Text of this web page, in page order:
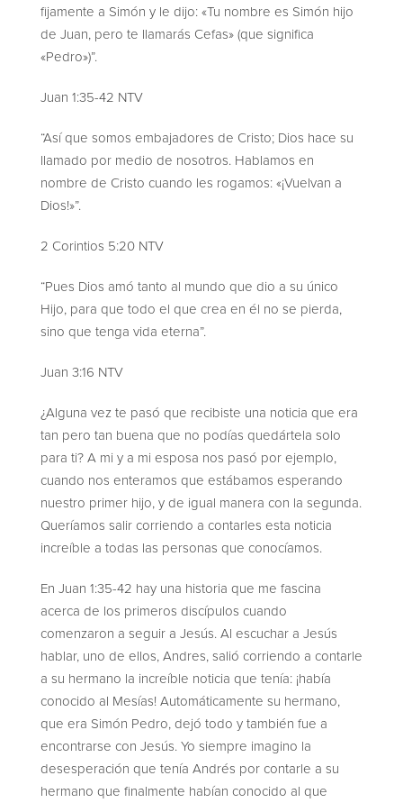
fijamente a Simón y le dijo: «Tu nombre es Simón hijo
de Juan, pero te llamarás Cefas» (que significa
«Pedro»)”.
Juan 1:35-42 NTV
“Así que somos embajadores de Cristo; Dios hace su
llamado por medio de nosotros. Hablamos en
nombre de Cristo cuando les rogamos: «¡Vuelvan a
Dios!»”.
2 Corintios 5:20 NTV
“Pues Dios amó tanto al mundo que dio a su único
Hijo, para que todo el que crea en él no se pierda,
sino que tenga vida eterna”.
Juan 3:16 NTV
¿Alguna vez te pasó que recibiste una noticia que era
tan pero tan buena que no podías quedártela solo
para ti? A mi y a mi esposa nos pasó por ejemplo,
cuando nos enteramos que estábamos esperando
nuestro primer hijo, y de igual manera con la segunda.
Queríamos salir corriendo a contarles esta noticia
increíble a todas las personas que conocíamos.
En Juan 1:35-42 hay una historia que me fascina
acerca de los primeros discípulos cuando
comenzaron a seguir a Jesús. Al escuchar a Jesús
hablar, uno de ellos, Andres, salió corriendo a contarle
a su hermano la increíble noticia que tenía: ¡había
conocido al Mesías! Automáticamente su hermano,
que era Simón Pedro, dejó todo y también fue a
encontrarse con Jesús. Yo siempre imagino la
desesperación que tenía Andrés por contarle a su
hermano que finalmente habían conocido al que